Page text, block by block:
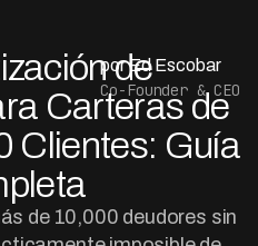
de
Carteras de
Clientes: Guía
de 10,000 deudores sin
por Ed Escobar
Co-Founder & CEO